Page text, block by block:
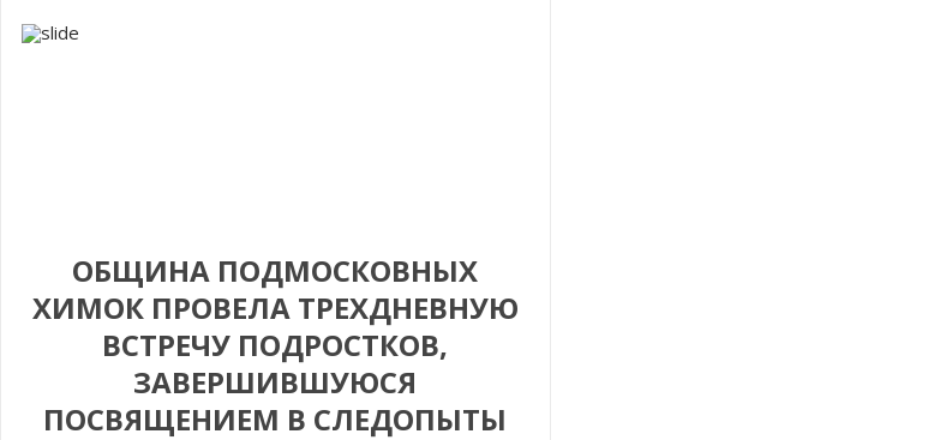
ОБЩИНА ПОДМОСКОВНЫХ
ХИМОК ПРОВЕЛА ТРЕХДНЕВНУЮ
ВСТРЕЧУ ПОДРОСТКОВ,
ЗАВЕРШИВШУЮСЯ
ПОСВЯЩЕНИЕМ В СЛЕДОПЫТЫ